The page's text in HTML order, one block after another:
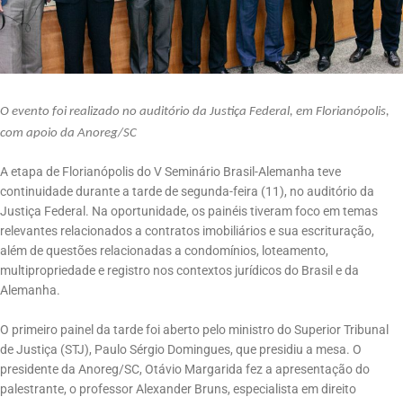
O evento foi realizado no auditório da Justiça Federal, em Florianópolis,
com apoio da Anoreg/SC
A etapa de Florianópolis do V Seminário Brasil-Alemanha teve
continuidade durante a tarde de segunda-feira (11), no auditório da
Justiça Federal. Na oportunidade, os painéis tiveram foco em temas
relevantes relacionados a contratos imobiliários e sua escrituração,
além de questões relacionadas a condomínios, loteamento,
multipropriedade e registro nos contextos jurídicos do Brasil e da
Alemanha.
O primeiro painel da tarde foi aberto pelo ministro do Superior Tribunal
de Justiça (STJ), Paulo Sérgio Domingues, que presidiu a mesa. O
presidente da Anoreg/SC, Otávio Margarida fez a apresentação do
palestrante, o professor Alexander Bruns, especialista em direito